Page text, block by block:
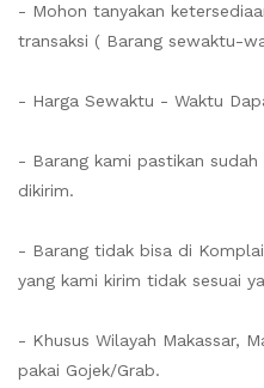
- Mohon tanyakan
transaksi ( Barang sewaktu-
- Harga Sewaktu - Waktu
- Barang kami pastikan
dikirim.
- Barang tidak bisa di
yang kami kirim tidak sesuai
- Khusus Wilayah Makassar,
pakai Gojek/Grab.